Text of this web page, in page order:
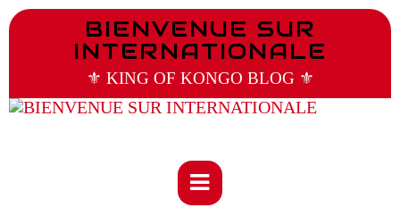
BIENVENUE SUR
INTERNATIONALE
⚜️ KING OF KONGO BLOG ⚜️